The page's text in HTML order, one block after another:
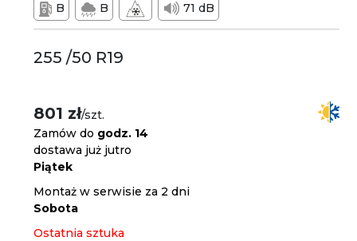
B B 71 dB
255 /50 R19
801 zł/szt.
Zamów do godz. 14
dostawa już jutro
Piątek
Montaż w serwisie za 2 dni
Sobota
Ostatnia sztuka